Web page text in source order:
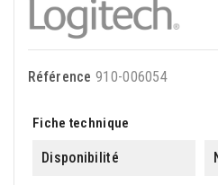
Référence 910-006054
Fiche technique
Disponibilité